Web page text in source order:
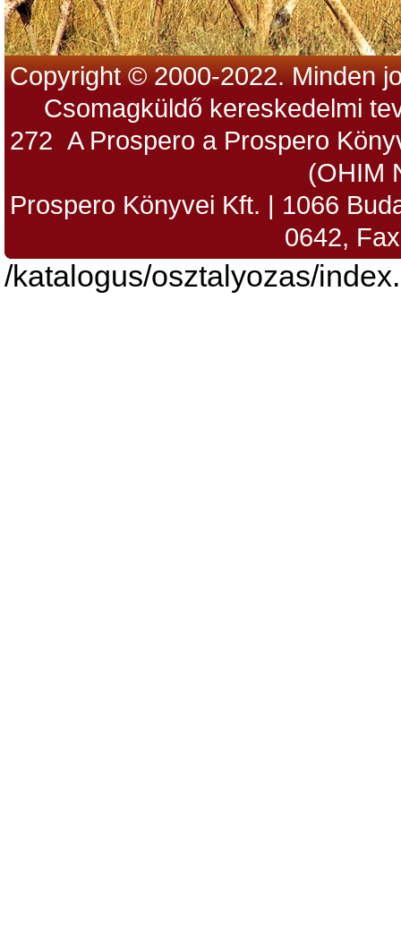
Copyright © 2000-2022. Minden
Csomagküldő kereskedelmi
272 A Prospero a Prospero
(OHIM
Prospero Könyvei Kft. | 1066
0642,
/katalogus/osztalyozas/